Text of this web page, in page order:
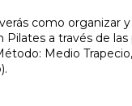
como organizar
a través de las
Medio